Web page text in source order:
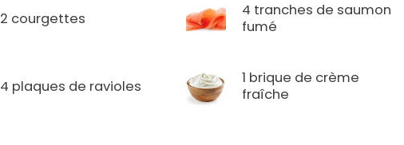
2 courgettes
4 tranches de saumon
fumé
4 plaques de ravioles
1 brique de crème
fraîche